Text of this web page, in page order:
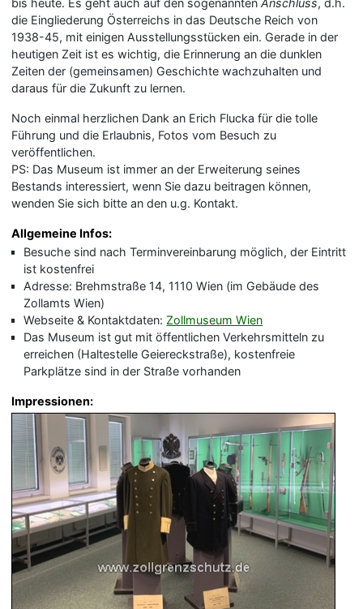
bis heute. Es geht auch auf den sogenanntenAnschluss, d.h.
die Eingliederung Österreichs in das Deutsche Reich von
1938-45, mit einigen Ausstellungsstücken ein. Gerade in der
heutigen Zeit ist es wichtig, die Erinnerung an die dunklen
Zeiten der (gemeinsamen) Geschichte wachzuhalten und
daraus für die Zukunft zu lernen.
Noch einmal herzlichen Dank an Erich Flucka für die tolle
Führung und die Erlaubnis, Fotos vom Besuch zu
veröffentlichen.
PS: Das Museum ist immer an der Erweiterung seines
Bestands interessiert, wenn Sie dazu beitragen können,
wenden Sie sich bitte an den u.g. Kontakt.
Allgemeine Infos:
Besuche sind nach Terminvereinbarung möglich, der Eintritt
ist kostenfrei
Adresse: Brehmstraße 14, 1110 Wien (im Gebäude des
Zollamts Wien)
Webseite & Kontaktdaten:Zollmuseum Wien
Das Museum ist gut mit öffentlichen Verkehrsmitteln zu
erreichen (Haltestelle Geiereckstraße), kostenfreie
Parkplätze sind in der Straße vorhanden
Impressionen: